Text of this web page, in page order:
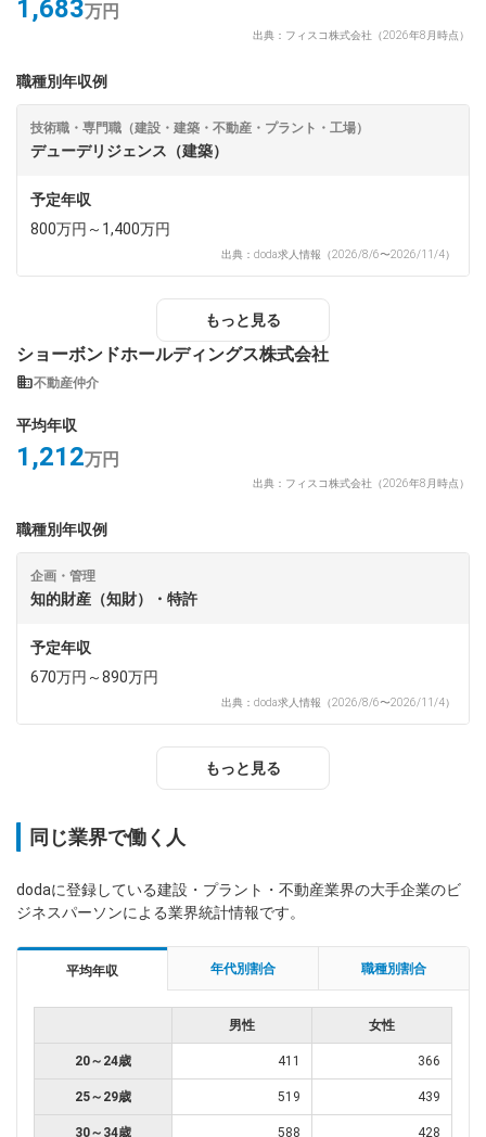
1,683万円
出典：フィスコ株式会社（2026年8月時点）
職種別年収例
技術職・専門職（建設・建築・不動産・プラント・工場）
デューデリジェンス（建築）
予定年収
800万円～1,400万円
出典：doda求人情報（2026/8/6〜2026/11/4）
もっと見る
ショーボンドホールディングス株式会社
不動産仲介
平均年収
1,212万円
出典：フィスコ株式会社（2026年8月時点）
職種別年収例
企画・管理
知的財産（知財）・特許
予定年収
670万円～890万円
出典：doda求人情報（2026/8/6〜2026/11/4）
もっと見る
同じ業界で働く人
dodaに登録している建設・プラント・不動産業界の大手企業のビ
ジネスパーソンによる業界統計情報です。
平均年収 年代別割合 職種別割合
男性 女性
20～24歳 411 366
25～29歳 519 439
30～34歳 588 428